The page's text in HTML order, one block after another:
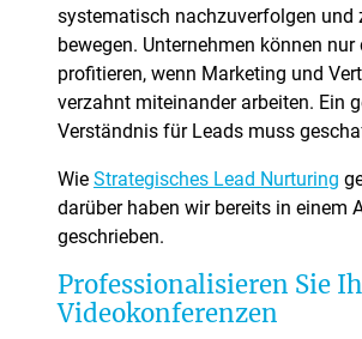
systematisch nachzuverfolgen und
bewegen. Unternehmen können nur
profitieren, wenn Marketing und
verzahnt miteinander arbeiten. Ein
Verständnis für Leads muss
Wie Strategisches Lead Nurturing
darüber haben wir bereits in einem
geschrieben.
Professionalisieren Sie
Videokonferenzen